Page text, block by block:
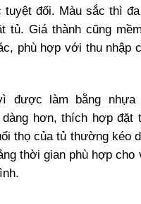
tuyệt đối. Màu sắc thì
tủ. Giá thành cũng
phù hợp với thu nhập
được làm bằng nhựa
dàng hơn, thích hợp đặt
thọ của tủ thường kéo
thời gian phù hợp cho